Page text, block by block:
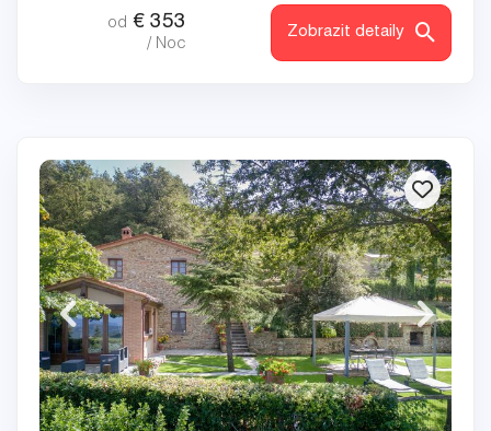
od € 353
/ Noc
Zobrazit detaily